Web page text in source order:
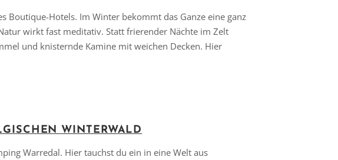
Boutique-Hotels. Im Winter bekommt das Ganze eine ganz
wirkt fast meditativ. Statt frierender Nächte im Zelt
und knisternde Kamine mit weichen Decken. Hier
WINTERWALD
Warredal. Hier tauchst du ein in eine Welt aus